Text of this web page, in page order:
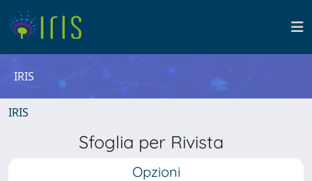
IRIS
IRIS
Sfoglia per Rivista
Opzioni